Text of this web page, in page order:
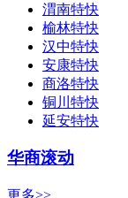
渭南特快
榆林特快
汉中特快
安康特快
商洛特快
铜川特快
延安特快
华商滚动
更多>>